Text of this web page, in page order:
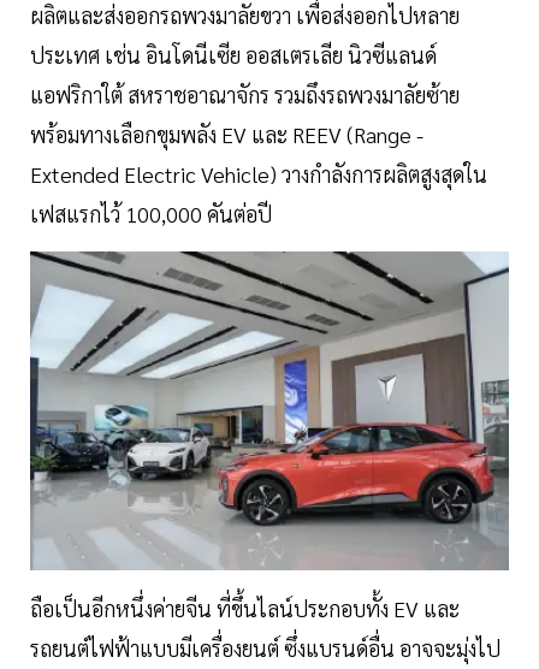
ผลิตและส่งออกรถพวงมาลัยขวา เพื่อส่งออกไปหลาย
ประเทศ เช่น อินโดนีเซีย ออสเตรเลีย นิวซีแลนด์
แอฟริกาใต้ สหราชอาณาจักร รวมถึงรถพวงมาลัยซ้าย
พร้อมทางเลือกขุมพลัง EV และ REEV (Range -
Extended Electric Vehicle) วางกำลังการผลิตสูงสุดใน
เฟสแรกไว้ 100,000 คันต่อปี
ถือเป็นอีกหนึ่งค่ายจีน ที่ขึ้นไลน์ประกอบทั้ง EV และ
รถยนต์ไฟฟ้าแบบมีเครื่องยนต์ ซึ่งแบรนด์อื่น อาจจะมุ่งไป